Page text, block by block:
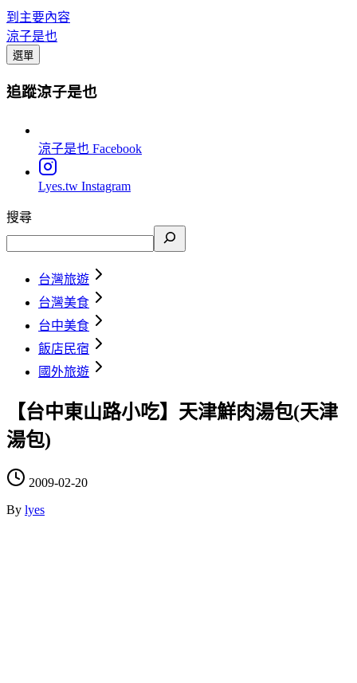
到主要內容
涼子是也
選單
追蹤涼子是也
涼子是也 Facebook
Lyes.tw Instagram
搜尋
台灣旅遊
台灣美食
台中美食
飯店民宿
國外旅遊
【台中東山路小吃】天津鮮肉湯包(天津
湯包)
2009-02-20
By lyes